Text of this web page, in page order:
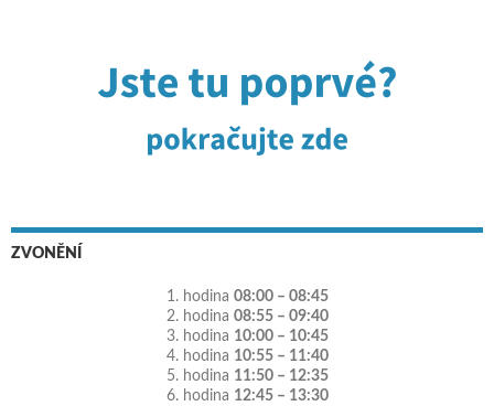
ZVONĚNÍ
1. hodina 08:00 – 08:45
2. hodina 08:55 – 09:40
3. hodina 10:00 – 10:45
4. hodina 10:55 – 11:40
5. hodina 11:50 – 12:35
6. hodina 12:45 – 13:30